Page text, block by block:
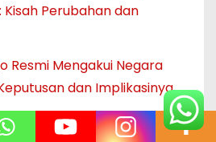
Perubahan dan
Resmi Mengakui Negara
dan Implikasinya
Partai Hijau Ditangkap